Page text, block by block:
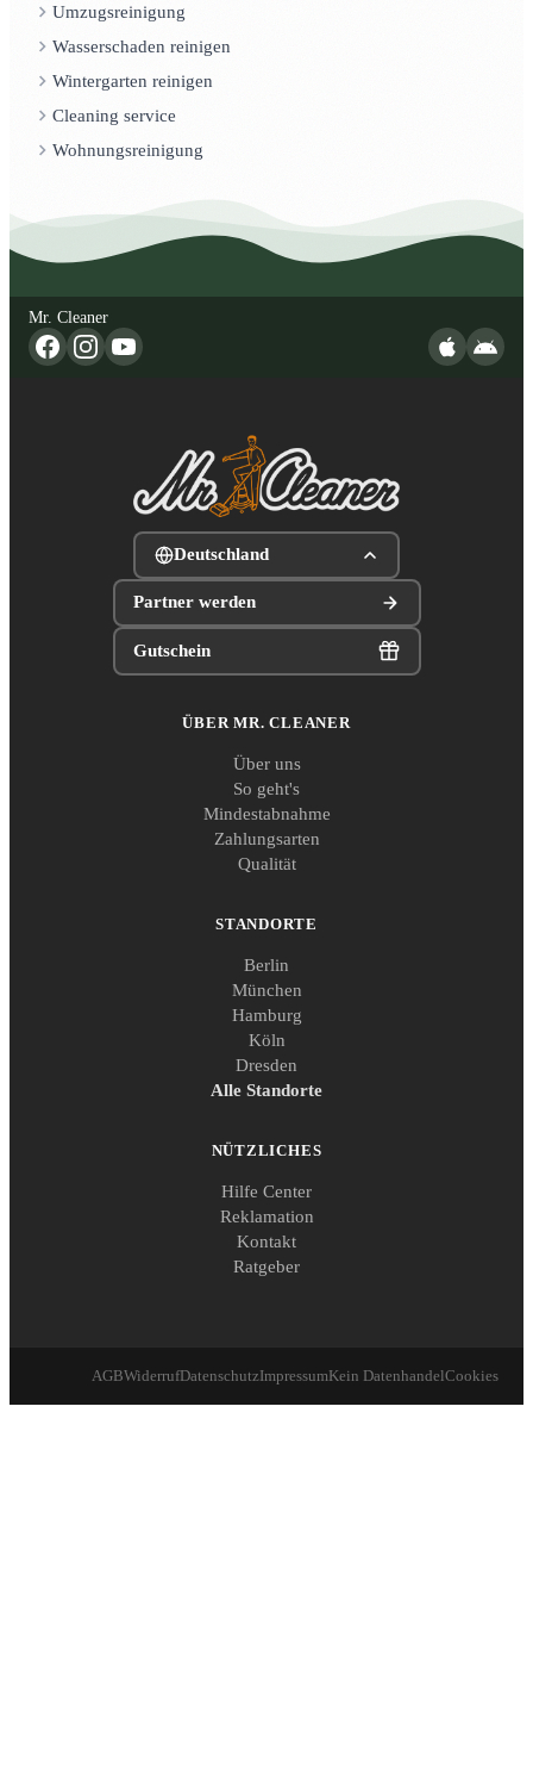
Umzugsreinigung
Wasserschaden reinigen
Wintergarten reinigen
Cleaning service
Wohnungsreinigung
Mr. Cleaner
Deutschland
Partner werden
Gutschein
ÜBER MR. CLEANER
Über uns
So geht's
Mindestabnahme
Zahlungsarten
Qualität
STANDORTE
Berlin
München
Hamburg
Köln
Dresden
Alle Standorte
NÜTZLICHES
Hilfe Center
Reklamation
Kontakt
Ratgeber
AGBWiderrufDatenschutzImpressumKein DatenhandelCookies